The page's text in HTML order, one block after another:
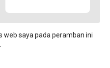
web saya pada peramban ini